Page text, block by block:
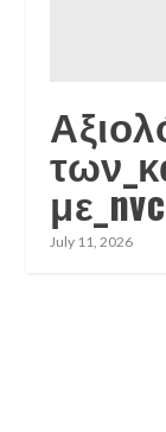
με_nvc
July 11, 2026